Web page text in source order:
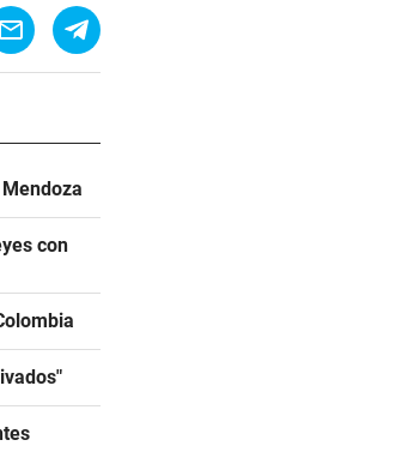
con